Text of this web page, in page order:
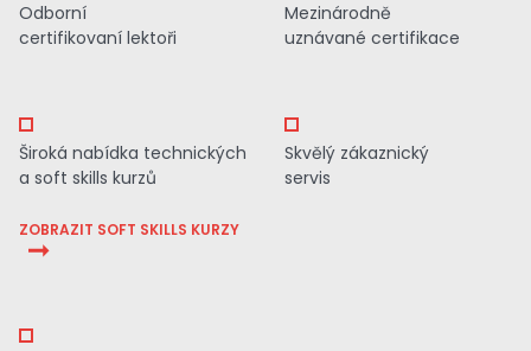
Odborní
certifikovaní lektoři
Mezinárodně
uznávané certifikace
Široká nabídka technických
a soft skills kurzů
ZOBRAZIT SOFT SKILLS KURZY
Skvělý zákaznický
servis